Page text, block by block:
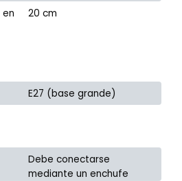
20 cm
E27 (base grande)
Debe conectarse
mediante un enchufe